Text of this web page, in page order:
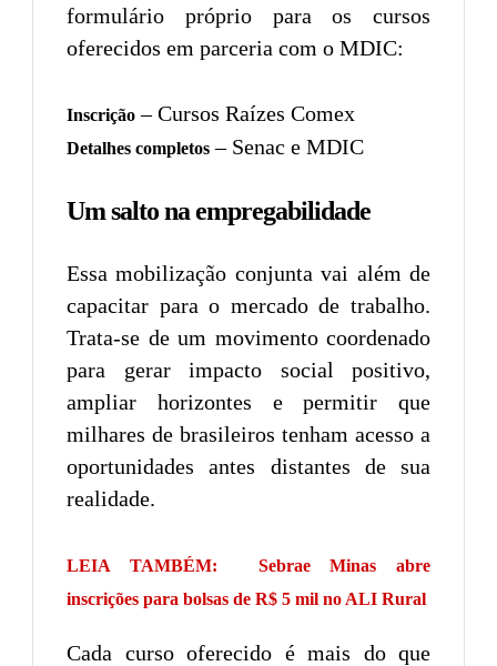
formulário próprio para os cursos
oferecidos em parceria com o MDIC:
Inscrição – Cursos Raízes Comex
Detalhes completos – Senac e MDIC
Um salto na empregabilidade
Essa mobilização conjunta vai além de
capacitar para o mercado de trabalho.
Trata-se de um movimento coordenado
para gerar impacto social positivo,
ampliar horizontes e permitir que
milhares de brasileiros tenham acesso a
oportunidades antes distantes de sua
realidade.
LEIA TAMBÉM:
Sebrae Minas abre
inscrições para bolsas de R$ 5 mil no ALI Rural
Cada curso oferecido é mais do que